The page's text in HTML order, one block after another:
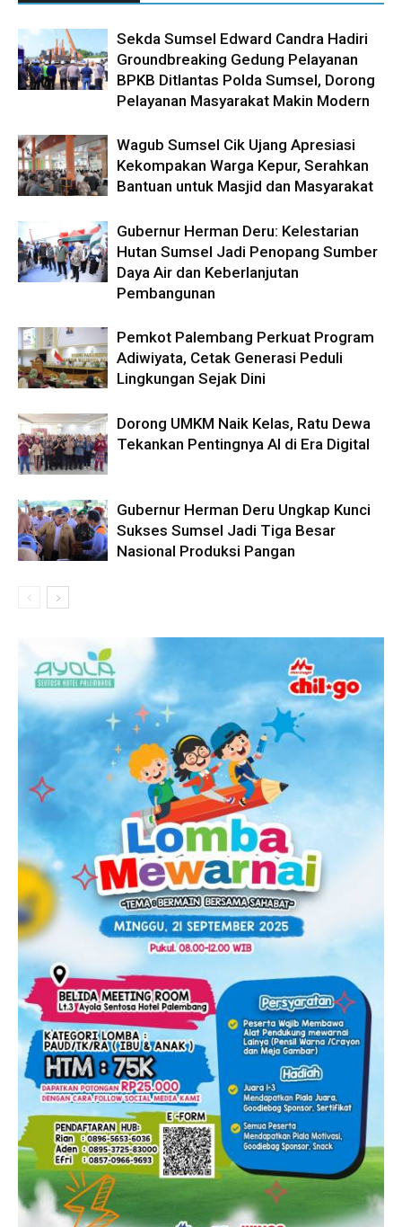
Sekda Sumsel Edward Candra Hadiri
Groundbreaking Gedung Pelayanan
BPKB Ditlantas Polda Sumsel, Dorong
Pelayanan Masyarakat Makin Modern
Wagub Sumsel Cik Ujang Apresiasi
Kekompakan Warga Kepur, Serahkan
Bantuan untuk Masjid dan Masyarakat
Gubernur Herman Deru: Kelestarian
Hutan Sumsel Jadi Penopang Sumber
Daya Air dan Keberlanjutan
Pembangunan
Pemkot Palembang Perkuat Program
Adiwiyata, Cetak Generasi Peduli
Lingkungan Sejak Dini
Dorong UMKM Naik Kelas, Ratu Dewa
Tekankan Pentingnya AI di Era Digital
Gubernur Herman Deru Ungkap Kunci
Sukses Sumsel Jadi Tiga Besar
Nasional Produksi Pangan